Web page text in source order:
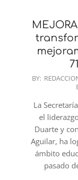
2024-
26
BY:
La
el
Duarte y
Aguilar, ha
ámbito
pasado